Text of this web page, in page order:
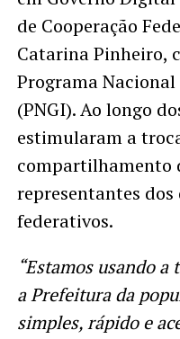
de Cooperação
Catarina Pinheiro,
Programa Nacional
(PNGI). Ao longo
estimularam a
compartilhamento
representantes dos
federativos.
“Estamos usando
a Prefeitura da
simples, rápido e